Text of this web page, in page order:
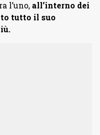
l’uno, all’interno dei
tutto il suo